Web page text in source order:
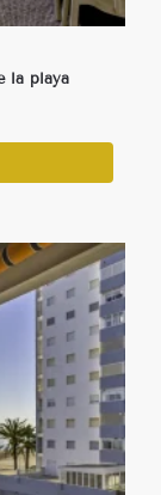
la playa